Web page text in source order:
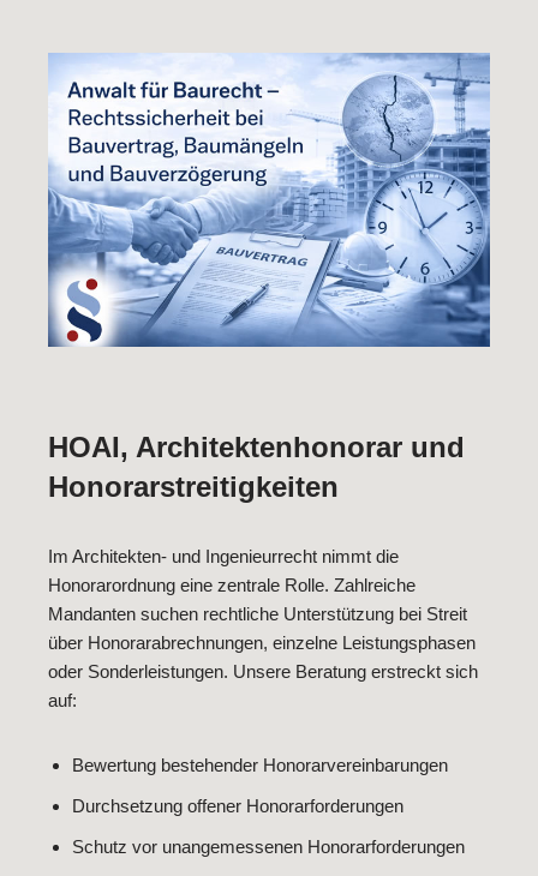
HOAI, Architektenhonorar und
Honorarstreitigkeiten
Im Architekten- und Ingenieurrecht nimmt die
Honorarordnung eine zentrale Rolle. Zahlreiche
Mandanten suchen rechtliche Unterstützung bei Streit
über Honorarabrechnungen, einzelne Leistungsphasen
oder Sonderleistungen. Unsere Beratung erstreckt sich
auf:
Bewertung bestehender Honorarvereinbarungen
Durchsetzung offener Honorarforderungen
Schutz vor unangemessenen Honorarforderungen